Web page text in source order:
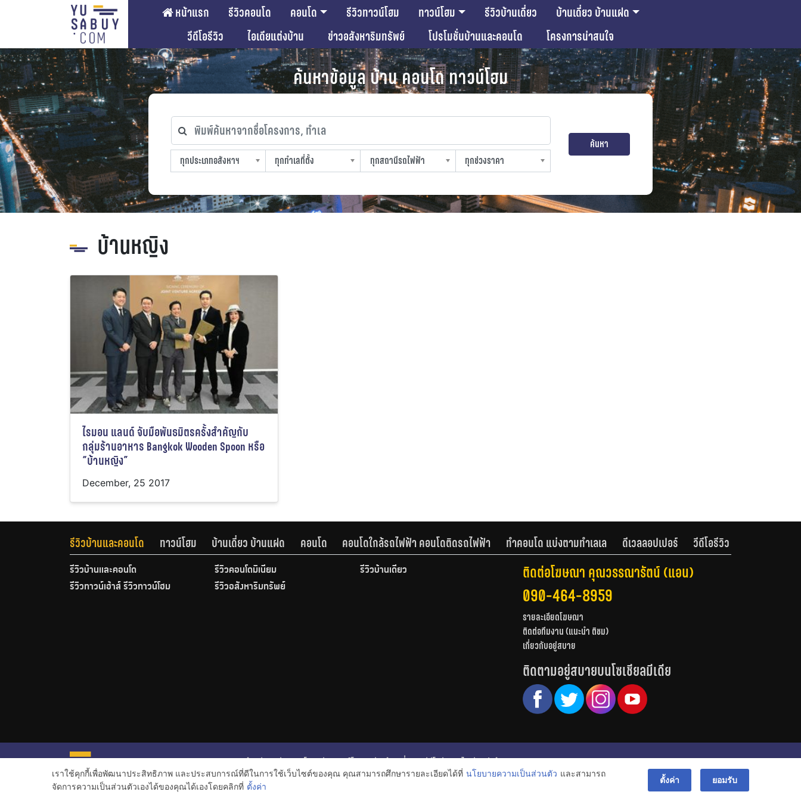
หน้าแรก รีวิวคอนโด คอนโด รีวิวทาวน์โฮม ทาวน์โฮม รีวิวบ้านเดี่ยว
บ้านเดี่ยว บ้านแฝด
วีดีโอรีวิว
ไอเดียแต่งบ้าน ข่าวอสังหาริมทรัพย์ โปรโมชั่นบ้านและคอนโด โครงการน่าสนใจ
ค้นหาข้อมูล บ้าน คอนโด ทาวน์โฮม
พิมพ์ค้นหาจากชื่อโครงการ, ทำเล
ทุกประเภทอสังหาฯ
ทุกประเภทอสังหาฯ
ทุกทำเลที่ตั้ง
ทุกทำเลที่ตั้ง
ทุกสถานีรถไฟฟ้า
ทุกสถานีรถไฟฟ้า
ทุกช่วงราคา
ทุกช่วงราคา
ค้นหา
บ้านหญิง
ไรมอน แลนด์ จับมือพันธมิตรครั้งสำคัญกับ
กลุ่มร้านอาหาร Bangkok Wooden Spoon หรือ
“บ้านหญิง”
December, 25 2017
รีวิวบ้านและคอนโด ทาวน์โฮม บ้านเดี่ยว บ้านแฝด คอนโด คอนโดใกล้รถไฟฟ้า คอนโดติดรถไฟฟ้า ทำคอนโด แบ่งตามทำเลเล ดีเวลลอปเปอร์ วีดีโอรีวิว
รีวิวบ้านและคอนโด รีวิวคอนโดมิเนียม
รีวิวบ้านเดี่ยว
รีวิวทาวน์เฮ้าส์ รีวิวทาวน์โฮม
รีวิวอสังหาริมทรัพย์
ติดต่อโฆษณา คุณวรรณารัตน์ (แอน)
090-464-8959
รายละเอียดโฆษณา
ติดต่อทีมงาน (แนะนำ ติชม)
เกี่ยวกับอยู่สบาย
ติดตามอยู่สบายบนโซเชียลมีเดีย
หน้าหลัก รีวิวคอนโด รีวิวทาวน์โฮม รีวิวบ้านเดี่ยว วีดีโอรีวิว
ไอเดียแต่งบ้าน
ข่าวอสังหาริมทรัพย์
โปรโมชั่นบ้านและคอนโด
© สงวนลิขสิทธิ์ 2556-2564
เราใช้คุกกี้เพื่อพัฒนาประสิทธิภาพ และประสบการณ์ที่ดีในการใช้เว็บไซต์ของคุณ คุณสามารถศึกษารายละเอียดได้ที่ นโยบายความเป็นส่วนตัว และสามารถ
จัดการความเป็นส่วนตัวเองได้ของคุณได้เองโดยคลิกที่ ตั้งค่า
ตั้งค่า ยอมรับ